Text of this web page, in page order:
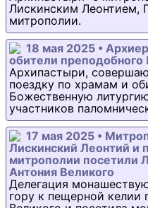
Лискинским Леонтием,
митрополии.
18 мая 2025 •
обители преподобного
Архипастыри,
поездку по храмам и
Божественную
участников
17 мая 2025 •
Лискинский Леонтий и
митрополии посетили
Антония Великого
Делегация
гору к пещерной келии